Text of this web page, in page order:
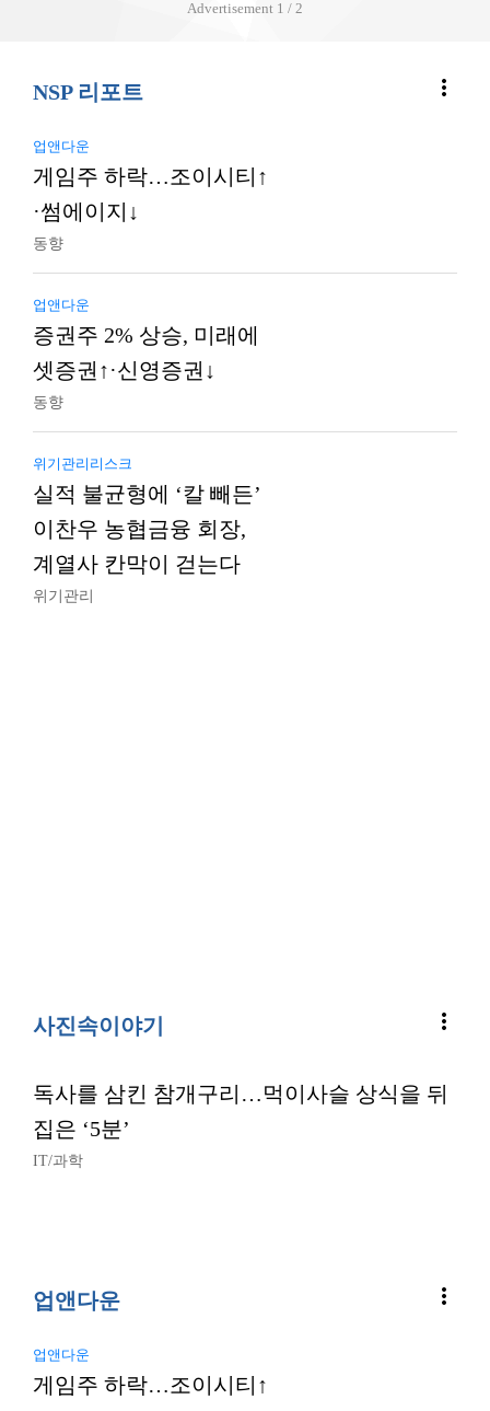
Advertisement 2 / 2
NSP 리포트 more_vert
업앤다운
게임주 하락…조이시티↑
·썸에이지↓
동향
업앤다운
증권주 2% 상승, 미래에
셋증권↑·신영증권↓
동향
위기관리리스크
실적 불균형에 ‘칼 빼든’
이찬우 농협금융 회장,
계열사 칸막이 걷는다
위기관리
사진속이야기 more_vert
독사를 삼킨 참개구리…먹이사슬 상식을 뒤
집은 ‘5분’
IT/과학
업앤다운 more_vert
업앤다운
게임주 하락…조이시티↑